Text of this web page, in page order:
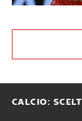
CALCIO: